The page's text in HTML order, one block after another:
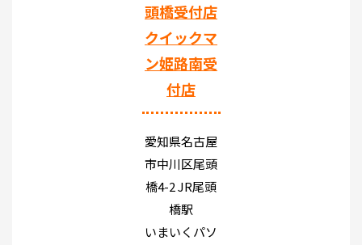
頭橋受付店
クイックマ
ン姫路南受
付店
愛知県名古屋
市中川区尾頭
橋4-2 JR尾頭
橋駅
いまいくパソ